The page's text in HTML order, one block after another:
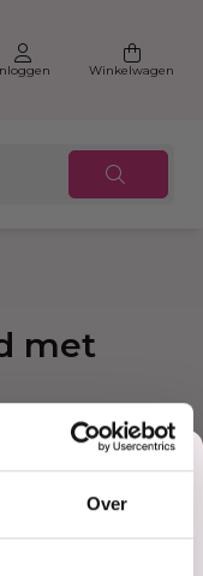
Over
Winkelwagen
met
Sorteer